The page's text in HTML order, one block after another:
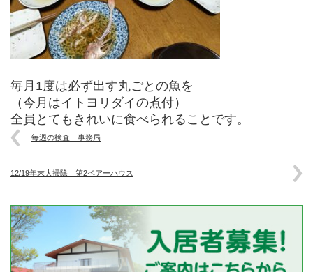
毎月1度は必ず出す丸ごとの魚を
（今月はイトヨリダイの煮付）
全員とてもきれいに食べられることです。
毎週の検査 事務局
12/19年末大掃除 第2ベアーハウス